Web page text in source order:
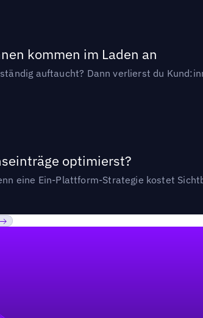
kommen im Laden an
auftaucht? Dann verlierst du
optimierst?
eine Ein-Plattform-Strategie kostet